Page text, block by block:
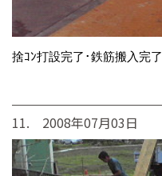
捨ｺﾝ打設完了･鉄筋搬入完了
11. 2008年07月03日